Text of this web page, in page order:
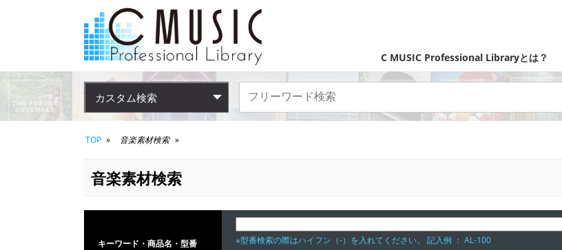
C MUSIC Professional Libraryとは？
カスタム検索
TOP 音楽素材検索
音楽素材検索
キーワード・商品名・型番
※型番検索の際はハイフン（-）を入れてください。 記入例 ： AL-100